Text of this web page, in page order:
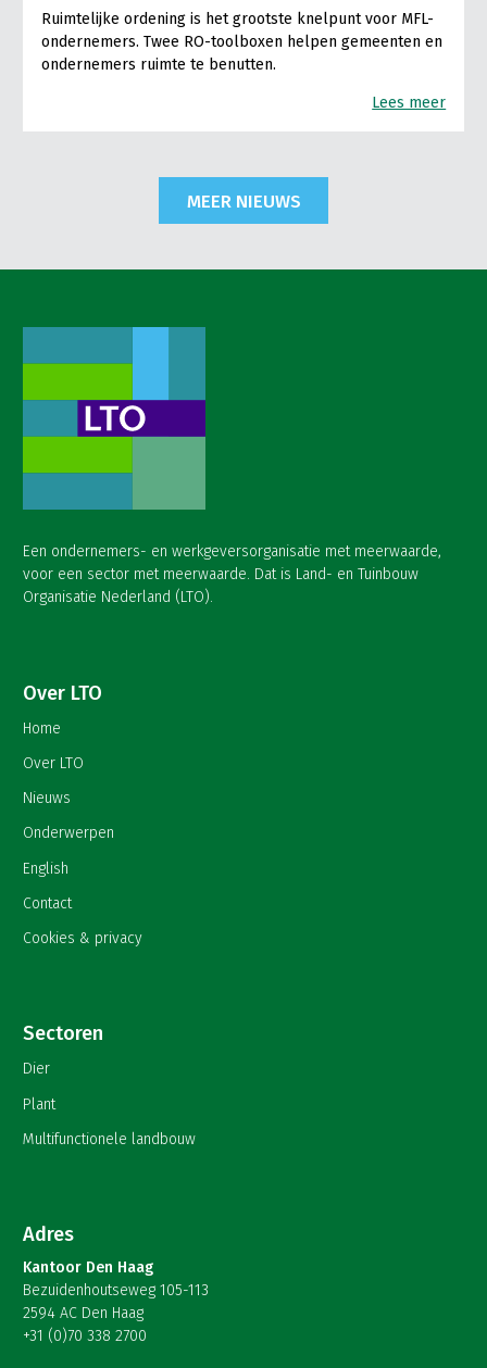
Ruimtelijke ordening is het grootste knelpunt voor MFL-
ondernemers. Twee RO-toolboxen helpen gemeenten en
ondernemers ruimte te benutten.
Lees meer
MEER NIEUWS
Een ondernemers- en werkgeversorganisatie met meerwaarde,
voor een sector met meerwaarde. Dat is Land- en Tuinbouw
Organisatie Nederland (LTO).
Over LTO
Home
Over LTO
Nieuws
Onderwerpen
English
Contact
Cookies & privacy
Sectoren
Dier
Plant
Multifunctionele landbouw
Adres
Kantoor Den Haag
Bezuidenhoutseweg 105-113
2594 AC Den Haag
+31 (0)70 338 2700